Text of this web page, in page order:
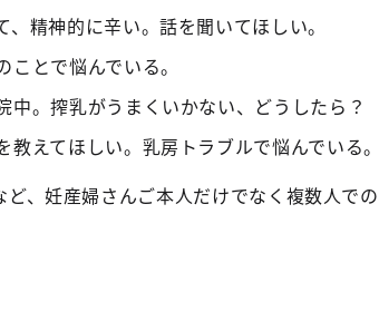
、精神的に辛い。話を聞いてほしい。
とで悩んでいる。
中。搾乳がうまくいかない、どうしたら？
教えてほしい。乳房トラブルで悩んでいる
ど、妊産婦さんご本人だけでなく複数人で